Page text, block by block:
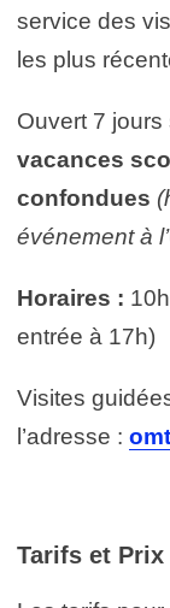
service des
les plus
Ouvert 7 jours
vacances
confondues
événement à
Horaires :
entrée à 17h)
Visites
l’adresse :
Tarifs et Prix